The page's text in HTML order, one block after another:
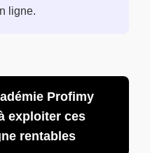
ligne.
Profimy
exploiter ces
rentables